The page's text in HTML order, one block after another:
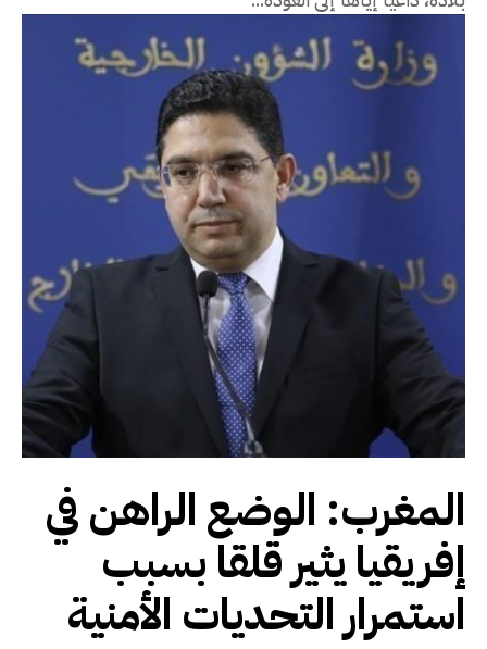
المغرب: الوضع الراهن في
إفريقيا يثير قلقا بسبب
استمرار التحديات الأمنية